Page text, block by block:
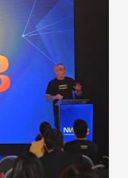
vivendo uma
os anos, com
H1N1. Trata-se
com um poder de
apontou o
com chance de
risco à
saber fazer a